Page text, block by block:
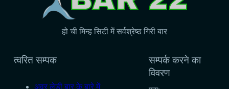
हो ची मिन्ह सिटी में सर्वश्रेष्ठ गिरी बार
त्वरित सम्पक
अवर लेडी बार के बारे में
सम्पर्क करने का
विवरण